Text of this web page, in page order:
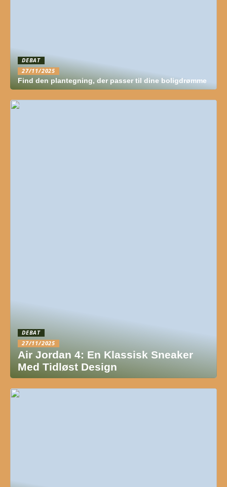
DEBAT
27/11/2025
Find den plantegning, der passer til dine boligdrømme
DEBAT
27/11/2025
Air Jordan 4: En Klassisk Sneaker
Med Tidløst Design